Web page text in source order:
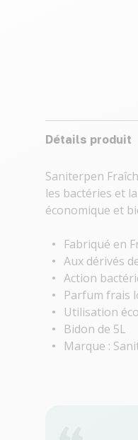
Détails produit
Saniterpen
les bactéries et
économique et
Fabriqué en
Aux dérivés
Action
Parfum frais
Utilisation
Bidon de 5L
Marque :